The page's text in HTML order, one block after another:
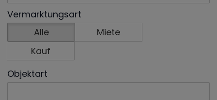
Vermarktungsart
Alle
Miete
Kauf
Objektart